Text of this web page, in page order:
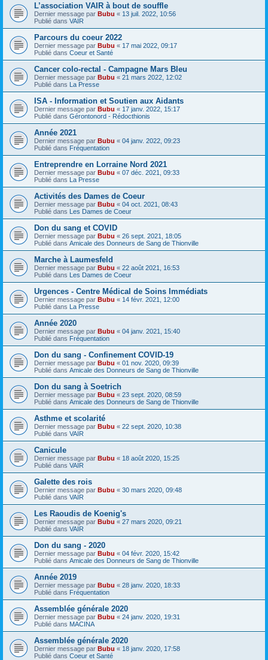
L’association VAIR à bout de souffle
Dernier message par Bubu « 13 juil. 2022, 10:56
Publié dans VAIR
Parcours du coeur 2022
Dernier message par Bubu « 17 mai 2022, 09:17
Publié dans Coeur et Santé
Cancer colo-rectal - Campagne Mars Bleu
Dernier message par Bubu « 21 mars 2022, 12:02
Publié dans La Presse
ISA - Information et Soutien aux Aidants
Dernier message par Bubu « 17 janv. 2022, 15:17
Publié dans Gérontonord - Rédocthionis
Année 2021
Dernier message par Bubu « 04 janv. 2022, 09:23
Publié dans Fréquentation
Entreprendre en Lorraine Nord 2021
Dernier message par Bubu « 07 déc. 2021, 09:33
Publié dans La Presse
Activités des Dames de Coeur
Dernier message par Bubu « 04 oct. 2021, 08:43
Publié dans Les Dames de Coeur
Don du sang et COVID
Dernier message par Bubu « 26 sept. 2021, 18:05
Publié dans Amicale des Donneurs de Sang de Thionville
Marche à Laumesfeld
Dernier message par Bubu « 22 août 2021, 16:53
Publié dans Les Dames de Coeur
Urgences - Centre Médical de Soins Immédiats
Dernier message par Bubu « 14 févr. 2021, 12:00
Publié dans La Presse
Année 2020
Dernier message par Bubu « 04 janv. 2021, 15:40
Publié dans Fréquentation
Don du sang - Confinement COVID-19
Dernier message par Bubu « 01 nov. 2020, 09:39
Publié dans Amicale des Donneurs de Sang de Thionville
Don du sang à Soetrich
Dernier message par Bubu « 23 sept. 2020, 08:59
Publié dans Amicale des Donneurs de Sang de Thionville
Asthme et scolarité
Dernier message par Bubu « 22 sept. 2020, 10:38
Publié dans VAIR
Canicule
Dernier message par Bubu « 18 août 2020, 15:25
Publié dans VAIR
Galette des rois
Dernier message par Bubu « 30 mars 2020, 09:48
Publié dans VAIR
Les Raoudis de Koenig's
Dernier message par Bubu « 27 mars 2020, 09:21
Publié dans VAIR
Don du sang - 2020
Dernier message par Bubu « 04 févr. 2020, 15:42
Publié dans Amicale des Donneurs de Sang de Thionville
Année 2019
Dernier message par Bubu « 28 janv. 2020, 18:33
Publié dans Fréquentation
Assemblée générale 2020
Dernier message par Bubu « 24 janv. 2020, 19:31
Publié dans MACINA
Assemblée générale 2020
Dernier message par Bubu « 18 janv. 2020, 17:58
Publié dans Coeur et Santé